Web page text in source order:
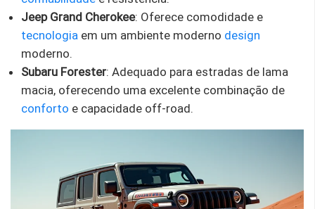
Jeep Grand Cherokee: Oferece comodidade e
tecnologia em um ambiente moderno design
moderno.
Subaru Forester: Adequado para estradas de lama
macia, oferecendo uma excelente combinação de
conforto e capacidade off-road.